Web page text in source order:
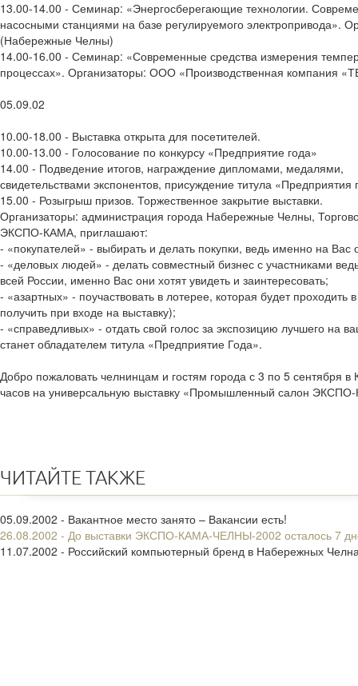
13.00-14.00 - Семинар: «Энергосберегающие технологии.
насосными станциями на базе регулируемого электропривода».
(Набережные Челны)
14.00-16.00 - Семинар: «Современные средства измерения
процессах». Организаторы: ООО «Производственная компания
05.09.02
10.00-18.00 - Выставка открыта для посетителей.
10.00-13.00 - Голосование по конкурсу «Предприятие года»
14.00 - Подведение итогов, награждение дипломами, медалями,
свидетельствами экспонентов, присуждение титула «Предприятия
15.00 - Розыгрыш призов. Торжественное закрытие выставки.
Организаторы: администрация города Набережные Челны,
ЭКСПО-КАМА, приглашают:
- «покупателей» - выбирать и делать покупки, ведь именно на Вас
- «деловых людей» - делать совместный бизнес с участниками
всей России, именно Вас они хотят увидеть и заинтересовать;
- «азартных» - поучаствовать в лотерее, которая будет
получить при входе на выставку);
- «справедливых» - отдать свой голос за экспозицию лучшего на
станет обладателем титула «Предприятие Года».
Добро пожаловать челнинцам и гостям города с 3 по 5 сентября
часов на универсальную выставку «Промышленный салон
ЧИТАЙТЕ ТАКЖЕ
05.09.2002 - Вакантное место занято – Вакансии есть!
26.08.2002 - До выставки ЭКСПО-КАМА-ЧЕЛНЫ-2002 осталось 7
11.07.2002 - Российский компьютерный бренд в Набережных